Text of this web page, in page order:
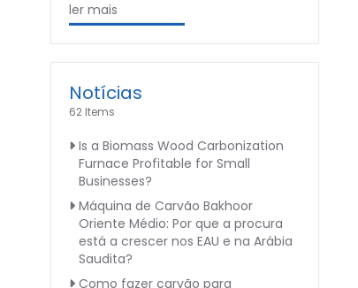
ler mais
Notícias
62 Items
Is a Biomass Wood Carbonization
Furnace Profitable for Small
Businesses?
Máquina de Carvão Bakhoor
Oriente Médio: Por que a procura
está a crescer nos EAU e na Arábia
Saudita?
Como fazer carvão para